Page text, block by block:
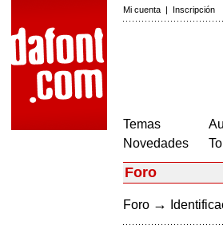
Mi cuenta | Inscripción
Temas
Novedades
Foro
Foro →